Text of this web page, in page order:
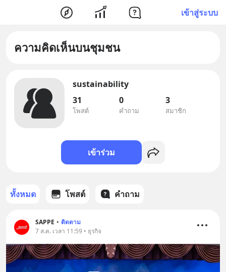
เข้าสู่ระบบ
ความคิดเห็นบนชุมชน
sustainability
31
โพสต์
0
คำถาม
3
สมาชิก
เข้าร่วม
ทั้งหมด โพสต์ คำถาม
SAPPE • ติดตาม
7 ส.ค. เวลา 11:59 • ธุรกิจ